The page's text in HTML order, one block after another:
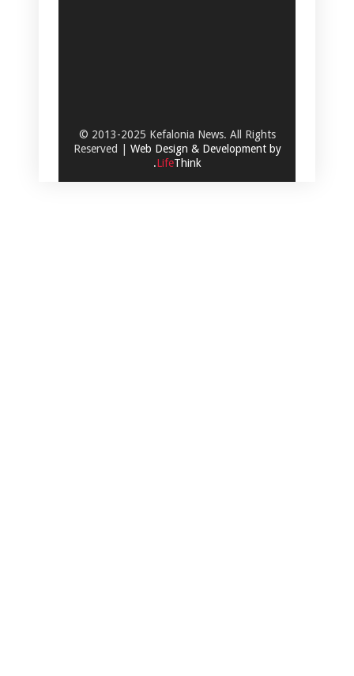
© 2013-2025 Kefalonia News. All Rights
Reserved | Web Design & Development by
.LifeThink